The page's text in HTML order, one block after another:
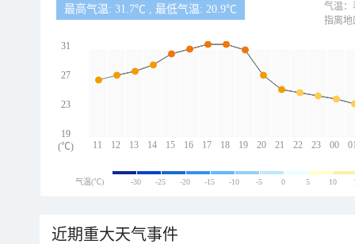
最高气温: 31.7℃ , 最低气温: 20.9℃
11 12 13 14 15 16 17 18 19 20 21 22 23 00
31
27
23
19
(℃)
气温：
指离地
气温(℃) -30 -25 -20 -15 -10 -5 0 5 10
近期重大天气事件